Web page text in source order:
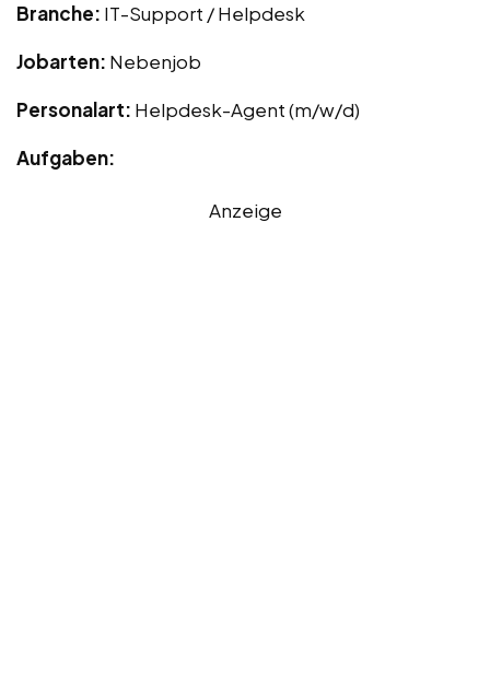
Branche: IT-Support / Helpdesk
Jobarten: Nebenjob
Personalart: Helpdesk-Agent (m/w/d)
Aufgaben:
Anzeige